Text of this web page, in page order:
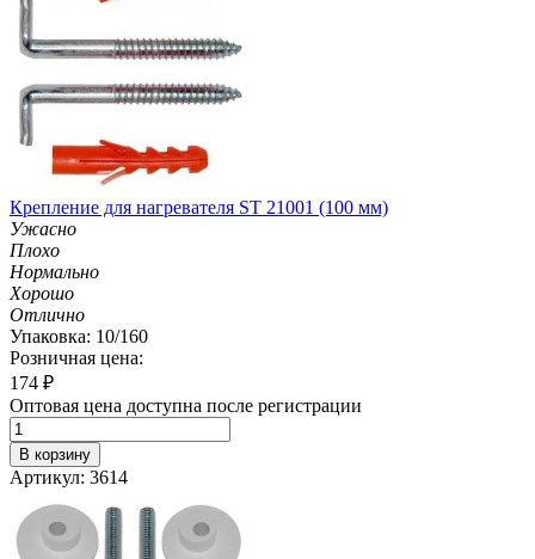
Крепление для нагревателя ST 21001 (100 мм)
Ужасно
Плохо
Нормально
Хорошо
Отлично
Упаковка: 10/160
Розничная цена:
174 ₽
Оптовая цена доступна после регистрации
В корзину
Артикул: 3614